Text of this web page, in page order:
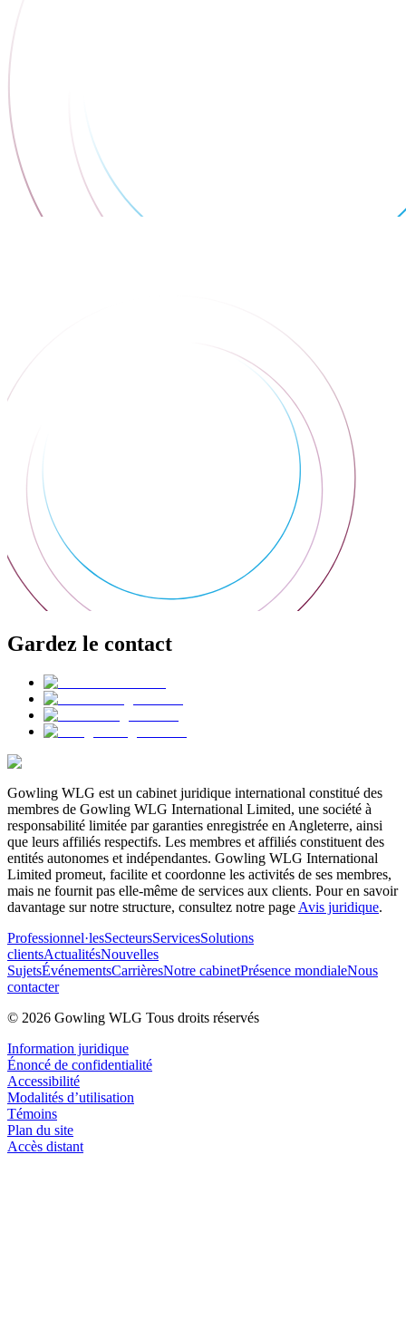
Gardez le contact
Gowling WLG est un cabinet juridique international constitué des
membres de Gowling WLG International Limited, une société à
responsabilité limitée par garanties enregistrée en Angleterre, ainsi
que leurs affiliés respectifs. Les membres et affiliés constituent des
entités autonomes et indépendantes. Gowling WLG International
Limited promeut, facilite et coordonne les activités de ses membres,
mais ne fournit pas elle-même de services aux clients. Pour en savoir
davantage sur notre structure, consultez notre page Avis juridique.
Professionnel·lesSecteursServicesSolutions
clientsActualitésNouvelles
SujetsÉvénementsCarrièresNotre cabinetPrésence mondialeNous
contacter
© 2026 Gowling WLG Tous droits réservés
Information juridique
Énoncé de confidentialité
Accessibilité
Modalités d’utilisation
Témoins
Plan du site
Accès distant